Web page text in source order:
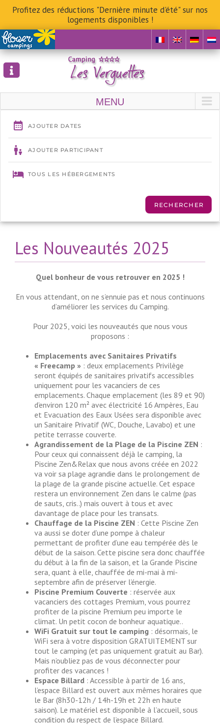
Profitez des réductions "Dernière minute d'été" sur nos
logements disponibles !
Skip
to
content
Les Nouveautés 2025
Quel bonheur de vous retrouver en 2025 !
En vous attendant, on ne s’ennuie pas et nous continuons
d’améliorer les services du Camping.
Pour 2025, voici les nouveautés que nous vous
proposons :
Emplacements avec Sanitaires Privatifs
« Freecamp » : deux emplacements Privilège
seront équipés de sanitaires privatifs accessibles
uniquement pour les vacanciers de ces
emplacements. Chaque emplacement (les 89 et 90)
d’environ 120 m² avec électricité 16 Ampères, Eau
et Evacuation des Eaux Usées sera disponible avec
un Sanitaire Privatif (WC, Douche, Lavabo) et une
petite terrasse couverte.
Agrandissement de la Plage de la Piscine ZEN :
Pour ceux qui connaissent déjà le camping, la
Piscine Zen&Relax que nous avons créée en 2022
va voir sa plage agrandie dans le prolongement de
la plage de la grande piscine actuelle. Cet espace
restera un environnement Zen dans le calme (pas
de sauts, cris..) mais ouvert à tous et avec
davantage de place pour les transats.
Chauffage de la Piscine ZEN : Cette Piscine Zen
va aussi se doter d’une pompe à chaleur
permettant de profiter d’une eau tempérée dès le
début de la saison. Cette piscine sera donc chauffée
du début à la fin de la saison, et la Grande Piscine
sera, quant à elle, chauffée de mi-mai à mi-
septembre afin de préserver l’énergie.
Piscine Premium Couverte : réservée aux
vacanciers des cottages Premium, vous pourrez
profiter de la piscine Premium peu importe le
climat. Un petit cocon de bonheur aquatique..
WiFi Gratuit sur tout le camping : désormais, le
WiFi sera à votre disposition GRATUITEMENT sur
tout le camping (et pas uniquement gratuit au Bar).
Mais n’oubliez pas de vous déconnecter pour
profiter des vacances !
Espace Billard : Accessible à partir de 16 ans,
l’espace Billard est ouvert aux mêmes horaires que
le Bar (8h30-12h / 14h-19h et 22h en haute
saison). Le matériel est disponible à l’accueil, sous
condition du respect de l’espace Billard.